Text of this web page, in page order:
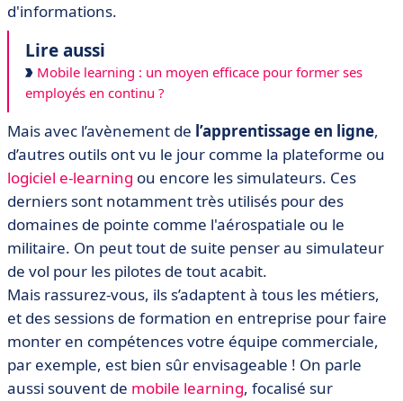
d'informations.
Lire aussi
Mobile learning : un moyen efficace pour former ses
employés en continu ?
Mais avec l’avènement de l’apprentissage en ligne,
d’autres outils ont vu le jour comme la plateforme ou
logiciel e-learning ou encore les simulateurs. Ces
derniers sont notamment très utilisés pour des
domaines de pointe comme l'aérospatiale ou le
militaire. On peut tout de suite penser au simulateur
de vol pour les pilotes de tout acabit.
Mais rassurez-vous, ils s’adaptent à tous les métiers,
et des sessions de formation en entreprise pour faire
monter en compétences votre équipe commerciale,
par exemple, est bien sûr envisageable ! On parle
aussi souvent de mobile learning, focalisé sur